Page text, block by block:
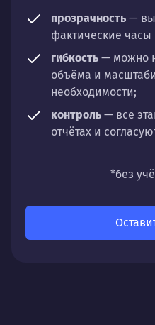
прозрачность — вы
фактические часы
гибкость — можно
объёма и
необходимости;
контроль — все
отчётах и
направлений:
*без